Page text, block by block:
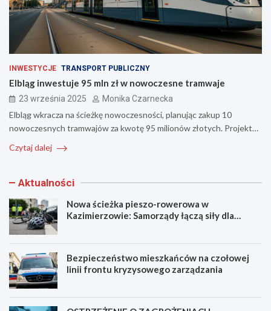
INWESTYCJE TRANSPORT PUBLICZNY
Elbląg inwestuje 95 mln zł w nowoczesne tramwaje
23 września 2025 Monika Czarnecka
Elbląg wkracza na ścieżkę nowoczesności, planując zakup 10
nowoczesnych tramwajów za kwotę 95 milionów złotych. Projekt…
Czytaj dalej
Aktualności
Nowa ścieżka pieszo-rowerowa w
Kazimierzowie: Samorządy łączą siły dla
Bezpieczeństwo mieszkańców na czołowej
linii frontu kryzysowego zarządzania